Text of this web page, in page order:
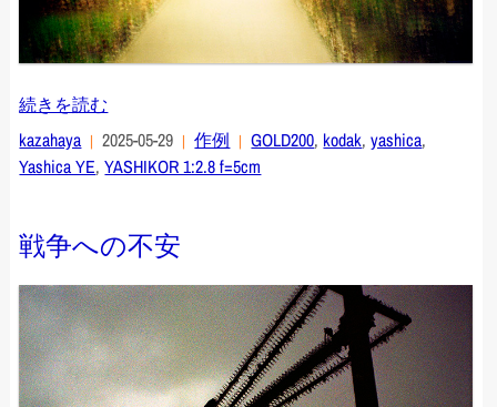
続きを読む
kazahaya
2025-05-29 作例 GOLD200, kodak,yashica,
Yashica YE,YASHIKOR 1:2.8 f=5cm
戦争への不安